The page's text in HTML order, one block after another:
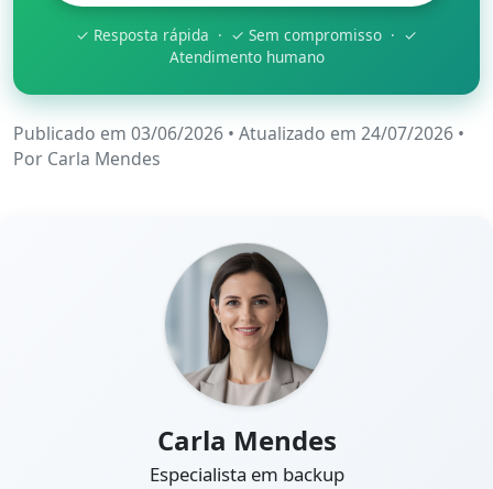
✓ Resposta rápida · ✓ Sem compromisso · ✓
Atendimento humano
Publicado em 03/06/2026 • Atualizado em 24/07/2026 •
Por Carla Mendes
Carla Mendes
Especialista em backup